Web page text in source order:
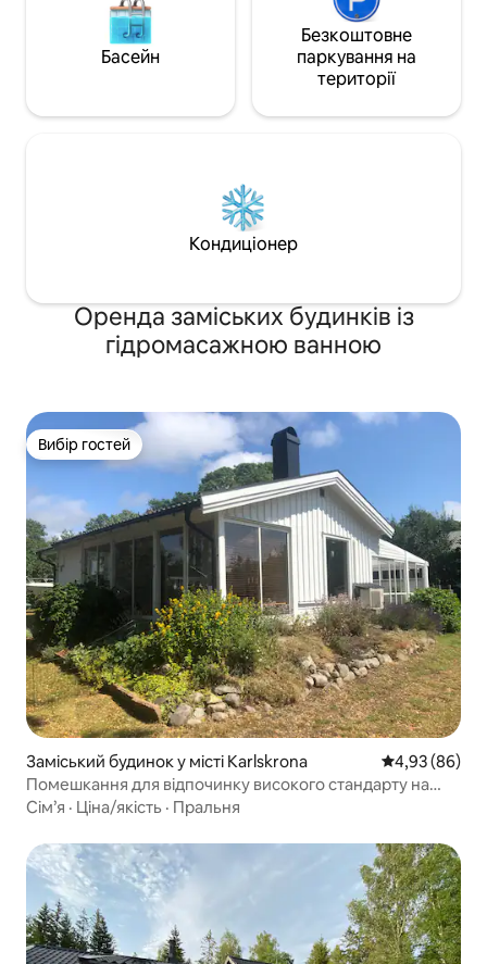
Басейн
Безкоштовне
паркування на
території
Кондиціонер
Оренда заміських будинків із
гідромасажною ванною
Вибір гостей
Вибір гостей
Заміський будинок у місті Karlskrona Середня
4,93 (86)
Помешкання для відпочинку високого стандарту на
популярному острові Трумменас
Сім’я · Ціна/якість · Пральня